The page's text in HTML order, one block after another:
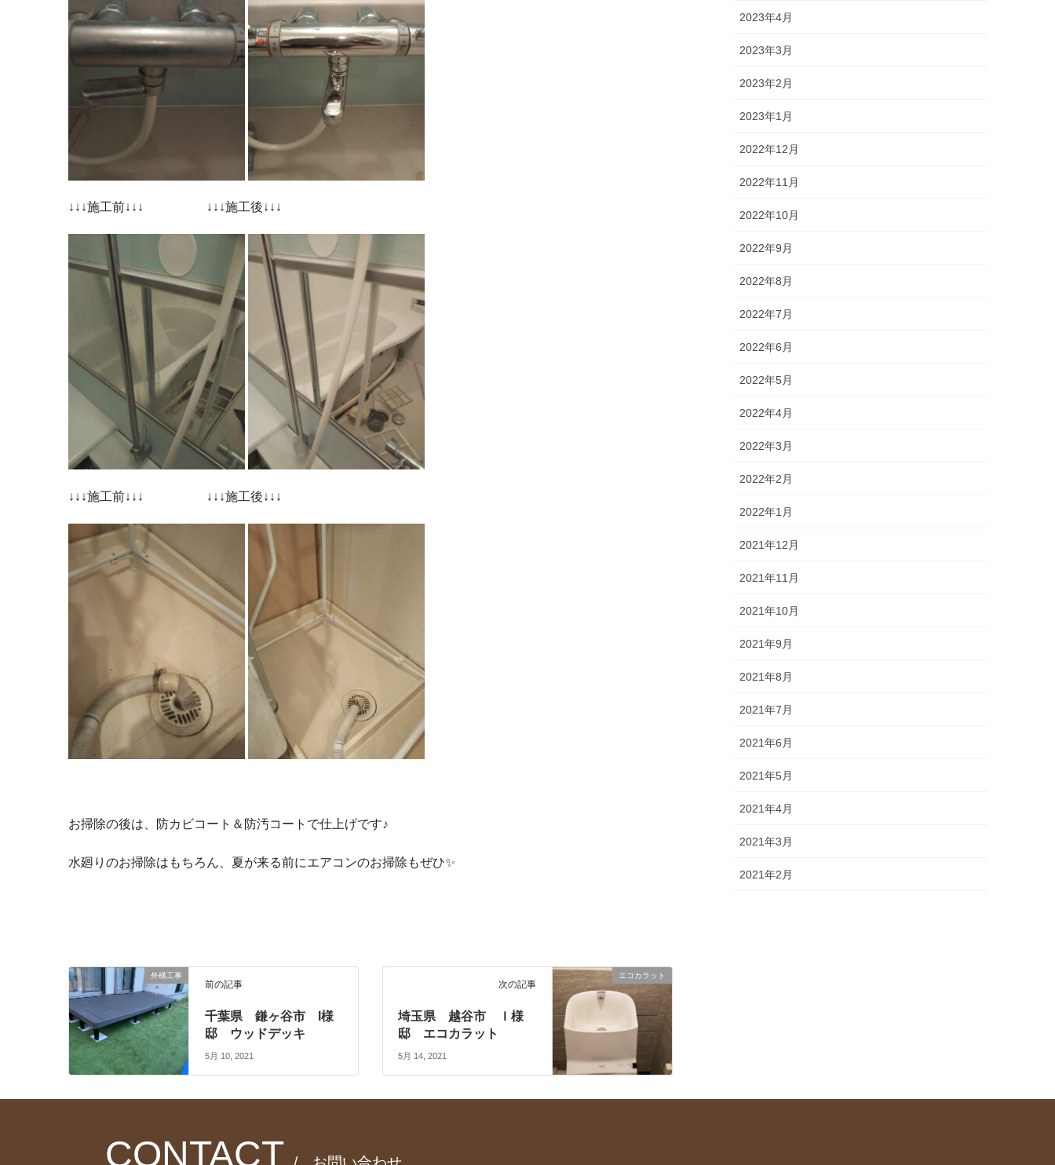
↓↓↓施工前↓↓↓ ↓↓↓施工後↓↓↓
↓↓↓施工前↓↓↓ ↓↓↓施工後↓↓↓
お掃除の後は、防カビコート＆防汚コートで仕上げです♪
水廻りのお掃除はもちろん、夏が来る前にエアコンのお掃除もぜひ✨
外構工事
前の記事
千葉県 鎌ヶ谷市 I様
邸 ウッドデッキ
5月 10, 2021
エコカラット
次の記事
埼玉県 越谷市 Ｉ様
邸 エコカラット
5月 14, 2021
2023年4月
2023年3月
2023年2月
2023年1月
2022年12月
2022年11月
2022年10月
2022年9月
2022年8月
2022年7月
2022年6月
2022年5月
2022年4月
2022年3月
2022年2月
2022年1月
2021年12月
2021年11月
2021年10月
2021年9月
2021年8月
2021年7月
2021年6月
2021年5月
2021年4月
2021年3月
2021年2月
CONTACT